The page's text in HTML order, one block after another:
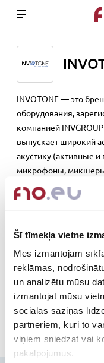
Šī tīmekļa vietne
Mēs izmantojam
reklāmas,
un analizētu mūsu
izmantojat mūsu
sociālās saziņas
partneriem, kuri to
viņiem sniedzat vai
pakalpojumus.
INVOTONE — это
оборудования,
компанией
выпускает широкий
акустику (активные
микрофоны,
сопутствующую
пользователей от
выступлений и
хорошее
стандартов
www.invotone.com